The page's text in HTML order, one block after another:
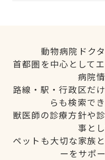
動物病院ドク
首都圏を中心として
病院
路線・駅・行政区だ
らも検索で
獣医師の診療方針や
事と
ペットも大切な家族
ーをサポ